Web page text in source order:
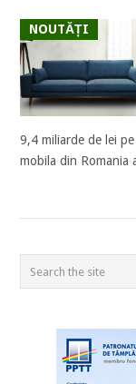
NOUTĂȚI
9,4 miliarde de lei
mobila din Romania
POSTS